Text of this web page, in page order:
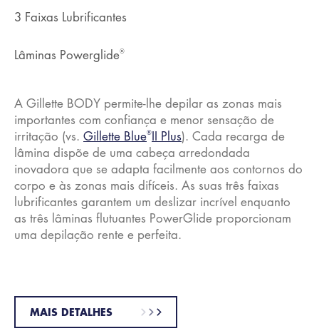
3 Faixas Lubrificantes
Lâminas Powerglide®
A Gillette BODY permite-lhe depilar as zonas mais
importantes com confiança e menor sensação de
irritação (vs. Gillette Blue®II Plus). Cada recarga de
lâmina dispõe de uma cabeça arredondada
inovadora que se adapta facilmente aos contornos do
corpo e às zonas mais difíceis. As suas três faixas
lubrificantes garantem um deslizar incrível enquanto
as três lâminas flutuantes PowerGlide proporcionam
uma depilação rente e perfeita.
MAIS DETALHES